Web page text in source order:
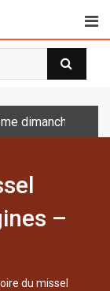
dimanche
–
du missel